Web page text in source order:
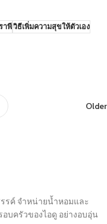
าพีวิธีเพิ่มความสุขให้ตัวเอง
Older
รค์ จำหน่ายน้ำหอมและ
บครัวของไอดู อย่างอบอุ่น